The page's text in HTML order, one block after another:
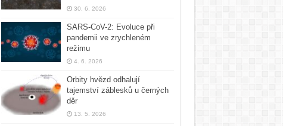
30. 6. 2026
SARS-CoV-2: Evoluce při
pandemii ve zrychleném
režimu
4. 6. 2026
Orbity hvězd odhalují
tajemství záblesků u černých
děr
13. 5. 2026